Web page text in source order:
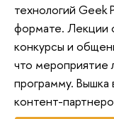
технологий Geek
формате. Лекции
конкурсы и
что мероприятие
программу. Вышка
контент-